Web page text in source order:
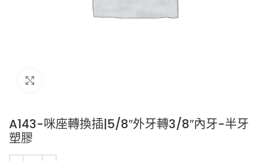
A143-咪座轉換插|5/8″外牙轉3/8″內牙-半牙
塑膠